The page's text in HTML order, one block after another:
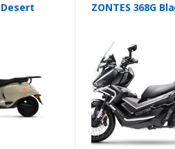
ZONTES 368G